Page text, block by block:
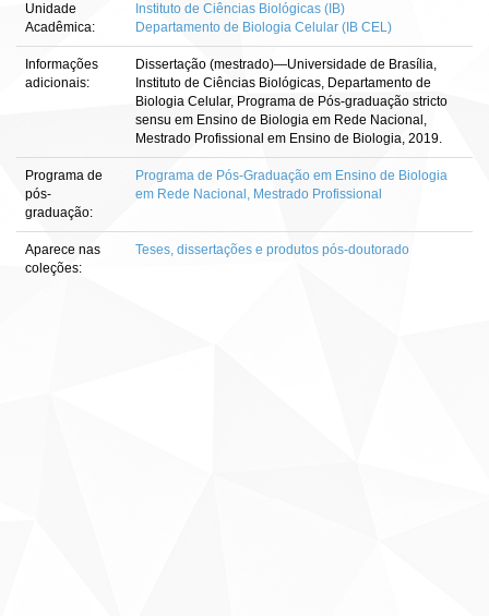
Unidade
Acadêmica:
Instituto de Ciências Biológicas (IB)
Departamento de Biologia Celular (IB CEL)
Informações
adicionais:
Dissertação (mestrado)—Universidade de Brasília,
Instituto de Ciências Biológicas, Departamento de
Biologia Celular, Programa de Pós-graduação stricto
sensu em Ensino de Biologia em Rede Nacional,
Mestrado Profissional em Ensino de Biologia, 2019.
Programa de
pós-
graduação:
Programa de Pós-Graduação em Ensino de Biologia
em Rede Nacional, Mestrado Profissional
Aparece nas
coleções:
Teses, dissertações e produtos pós-doutorado